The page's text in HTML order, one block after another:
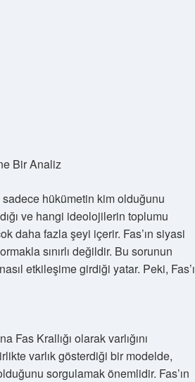
Bir Analiz
hükümetin kim olduğunu
ve hangi ideolojilerin toplumu
daha fazla şeyi içerir. Fas’ın siyasi
sınırlı değildir. Bu sorunun
etkileşime girdiği yatar. Peki, Fas’ı
Fas Krallığı olarak varlığını
varlık gösterdiği bir modelde,
sorgulamak önemlidir. Fas’ın